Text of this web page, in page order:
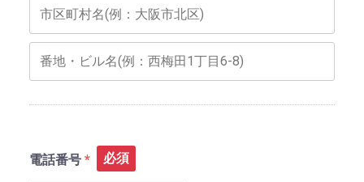
電話番号 必須